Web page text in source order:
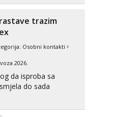
trazim
Osobni kontakti
2026.
da isproba sa
do sada